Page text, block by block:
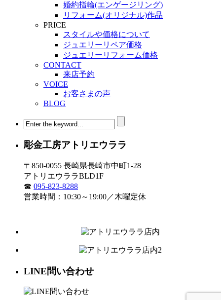
婚約指輪(エンゲージリング)
リフォーム(オリジナル)作品
PRICE
スタイルや価格について
ジュエリーリペア価格
ジュエリーリフォーム価格
CONTACT
来店予約
VOICE
お客さまの声
BLOG
彫金工房アトリエウララ
〒850-0055 長崎県長崎市中町1-28
アトリエウララBLD1F
☎ 095-823-8288
営業時間：10:30～19:00／木曜定休
LINE問い合わせ